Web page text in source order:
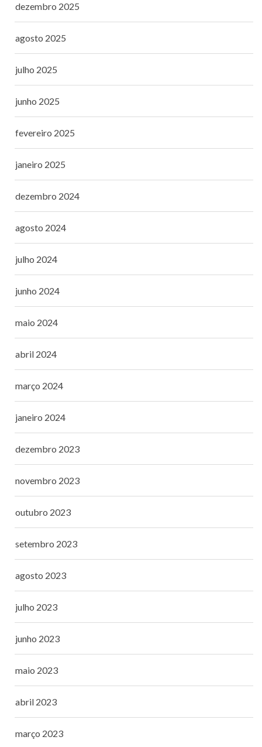
dezembro 2025
agosto 2025
julho 2025
junho 2025
fevereiro 2025
janeiro 2025
dezembro 2024
agosto 2024
julho 2024
junho 2024
maio 2024
abril 2024
março 2024
janeiro 2024
dezembro 2023
novembro 2023
outubro 2023
setembro 2023
agosto 2023
julho 2023
junho 2023
maio 2023
abril 2023
março 2023